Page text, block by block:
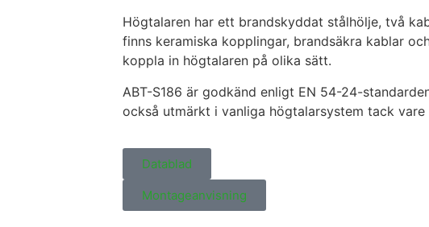
Högtalaren har ett brandskyddat stålhölje, två
finns keramiska kopplingar, brandsäkra kablar
koppla in högtalaren på olika sätt.
ABT-S186 är godkänd enligt EN 54-24-
också utmärkt i vanliga högtalarsystem tack
Datablad
Montageanvisning